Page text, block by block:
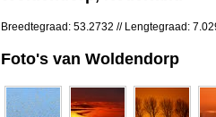
Breedtegraad: 53.2732 // Lengtegraad:
Foto's van Woldendorp